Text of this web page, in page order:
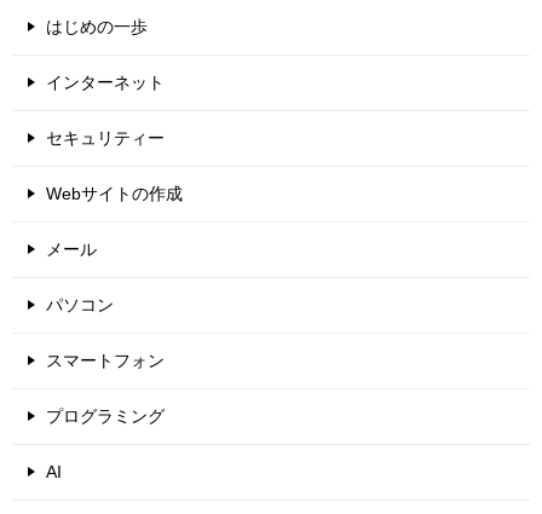
はじめの一歩
インターネット
セキュリティー
Webサイトの作成
メール
パソコン
スマートフォン
プログラミング
AI